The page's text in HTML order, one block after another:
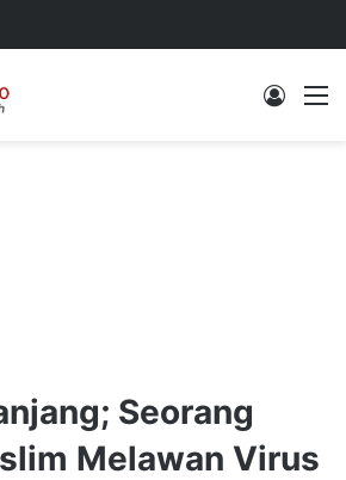
Log In
Seorang
Melawan Virus